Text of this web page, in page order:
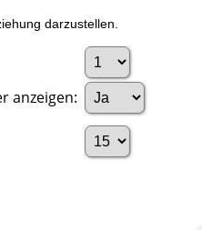
darzustellen.
anzeigen: